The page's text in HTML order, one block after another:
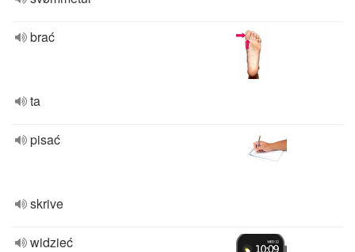
brać
ta
pisać
skrive
widzieć